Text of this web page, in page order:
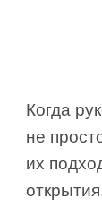
Когда
не
их